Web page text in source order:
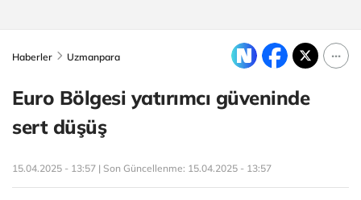
Haberler Uzmanpara
Euro Bölgesi yatırımcı güveninde
sert düşüş
15.04.2025 - 13:57 | Son Güncellenme: 15.04.2025 - 13:57